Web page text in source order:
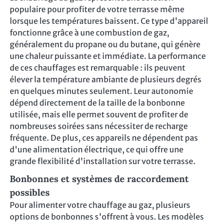
populaire pour profiter de votre terrasse même
lorsque les températures baissent. Ce type d'appareil
fonctionne grâce à une combustion de gaz,
généralement du propane ou du butane, qui génère
une chaleur puissante et immédiate. La performance
de ces chauffages est remarquable : ils peuvent
élever la température ambiante de plusieurs degrés
en quelques minutes seulement. Leur autonomie
dépend directement de la taille de la bonbonne
utilisée, mais elle permet souvent de profiter de
nombreuses soirées sans nécessiter de recharge
fréquente. De plus, ces appareils ne dépendent pas
d'une alimentation électrique, ce qui offre une
grande flexibilité d'installation sur votre terrasse.
Bonbonnes et systèmes de raccordement
possibles
Pour alimenter votre chauffage au gaz, plusieurs
options de bonbonnes s'offrent à vous. Les modèles